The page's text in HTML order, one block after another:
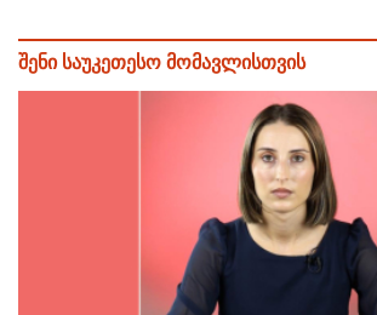
შენი საუკეთესო მომავლისთვის